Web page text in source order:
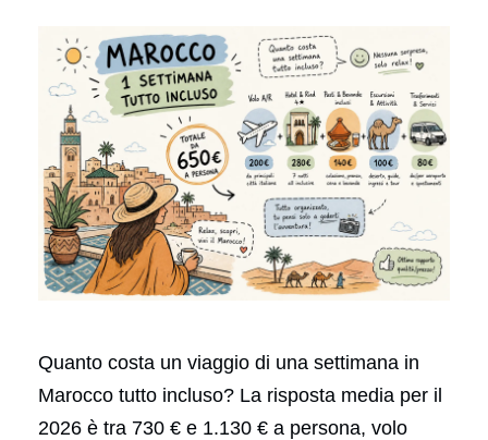
Quanto costa un viaggio di una settimana in
Marocco tutto incluso? La risposta media per il
2026 è tra 730 € e 1.130 € a persona, volo